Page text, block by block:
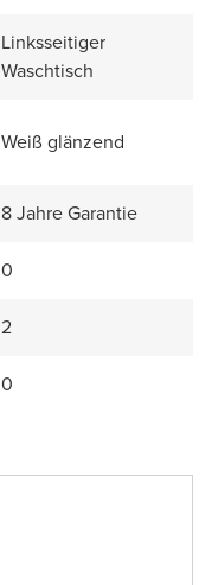
Linksseitiger
Waschtisch
Weiß glänzend
8 Jahre Garantie
0
2
0